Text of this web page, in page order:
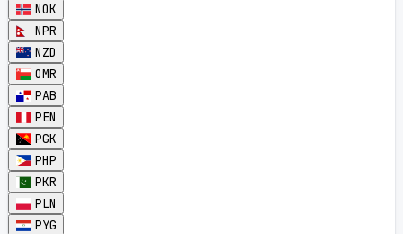
NOK
NPR
NZD
OMR
PAB
PEN
PGK
PHP
PKR
PLN
PYG